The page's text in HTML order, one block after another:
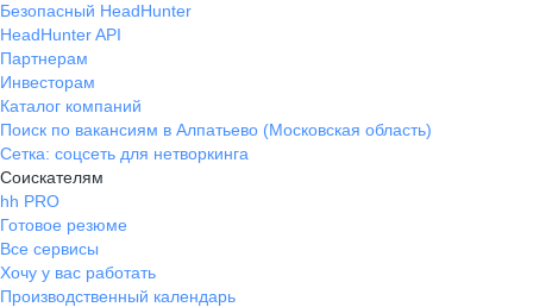
Безопасный HeadHunter
HeadHunter API
Партнерам
Инвесторам
Каталог компаний
Поиск по вакансиям в Алпатьево (Московская область)
Сетка: соцсеть для нетворкинга
Соискателям
hh PRO
Готовое резюме
Все сервисы
Хочу у вас работать
Производственный календарь